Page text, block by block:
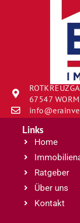
67547
Links
Home
Ratgeber
Über uns
Kontakt